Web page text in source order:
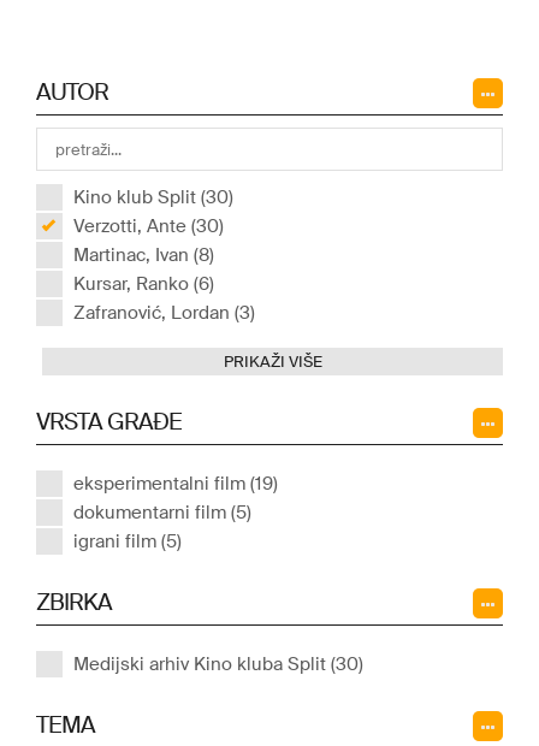
AUTOR
Kino klub Split (30)
Verzotti, Ante (30)
Martinac, Ivan (8)
Kursar, Ranko (6)
Zafranović, Lordan (3)
PRIKAŽI VIŠE
VRSTA GRAĐE
eksperimentalni film (19)
dokumentarni film (5)
igrani film (5)
ZBIRKA
Medijski arhiv Kino kluba Split (30)
TEMA